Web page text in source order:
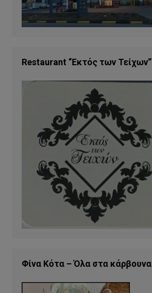
Restaurant “Εκτός των Τείχων”
Φίνα Κότα – Όλα στα κάρβουνα